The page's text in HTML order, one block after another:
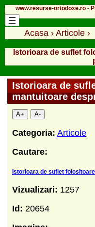
www.resurse-ortodoxe.ro -
Acasa › Articole ›
Istorioara de suflet
Istorioara de
mantuitoare
A+ A-
Categoria: Articole
Cautare:
Istorioara de suflet
Vizualizari: 1257
Id: 20654